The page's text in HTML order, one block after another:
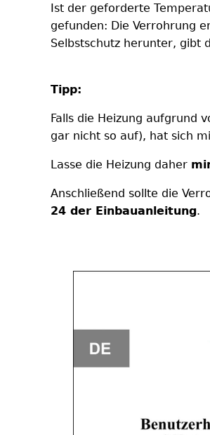
Ist der geforderte
gefunden: Die Verrohrung
Selbstschutz herunter, gibt
Tipp:
Falls die Heizung aufgrund
gar nicht so auf), hat sich
Lasse die Heizung daher
Anschließend sollte die
24 der Einbauanleitung.